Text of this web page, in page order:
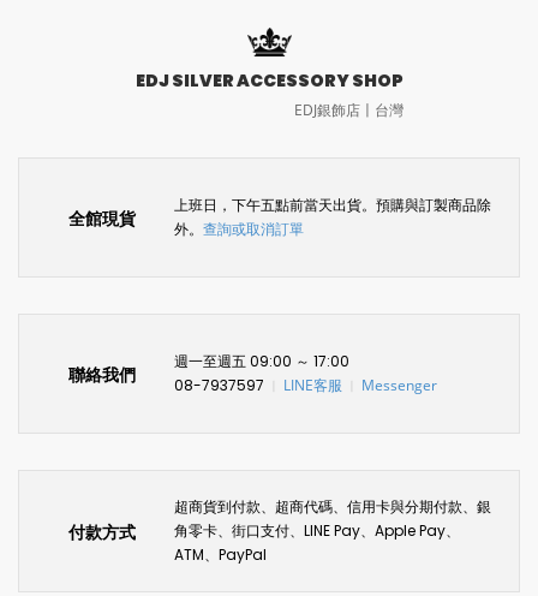
EDJ SILVER ACCESSORY SHOP
EDJ銀飾店〡台灣
全館現貨
上班日，下午五點前當天出貨。預購與訂製商品除
外。 查詢或取消訂單
聯絡我們
週一至週五 09:00 ～ 17:00
08-7937597
LINE客服 Messenger
付款方式
超商貨到付款、超商代碼、信用卡與分期付款、銀
角零卡、街口支付、LINE Pay、Apple Pay、
ATM、PayPal